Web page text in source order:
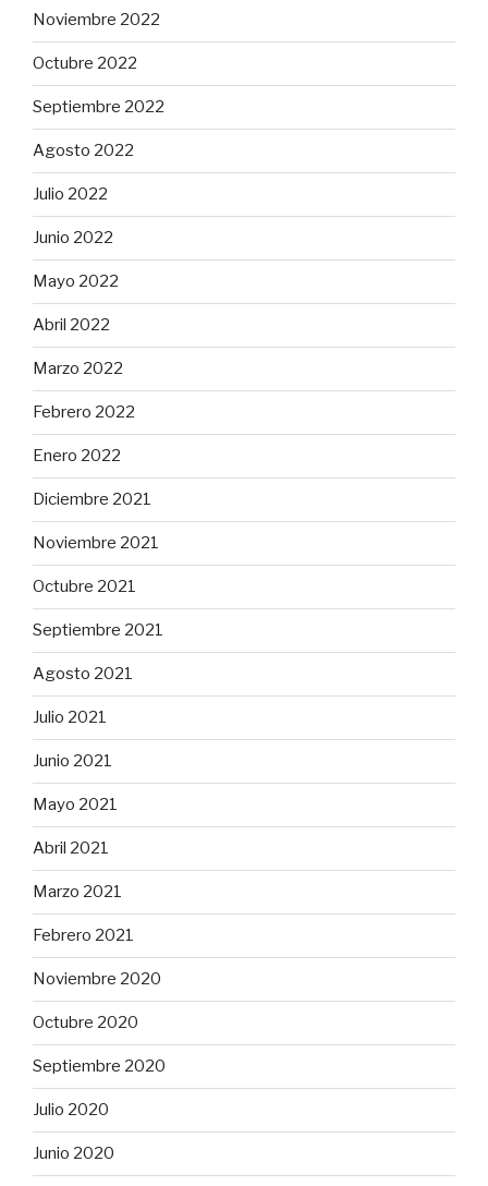
Noviembre 2022
Octubre 2022
Septiembre 2022
Agosto 2022
Julio 2022
Junio 2022
Mayo 2022
Abril 2022
Marzo 2022
Febrero 2022
Enero 2022
Diciembre 2021
Noviembre 2021
Octubre 2021
Septiembre 2021
Agosto 2021
Julio 2021
Junio 2021
Mayo 2021
Abril 2021
Marzo 2021
Febrero 2021
Noviembre 2020
Octubre 2020
Septiembre 2020
Julio 2020
Junio 2020